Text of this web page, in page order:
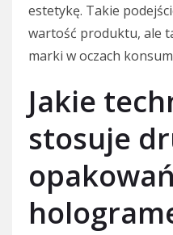
estetykę. Takie
wartość produktu, ale
marki w oczach
Jakie
stosuje